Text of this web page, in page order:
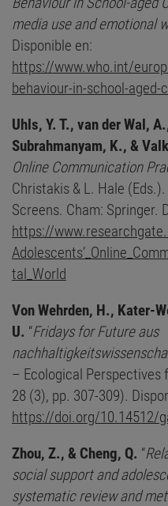
media use and emotional
Disponible en:
https://www.who.int/
behaviour-in-school-
Uhls, Y. T., van der Wal,
Subrahmanyam, K., &
Online Communication
Christakis & L. Hale
Screens. Cham: Springer.
https://
tal_World
Von Wehrden, H., Kater-
U. “Fridays for Future aus
– Ecological Perspectives
28 (3), pp. 307-309).
https://doi.org/10.14512/
Zhou, Z., & Cheng, Q. “
social support and
systematic review and